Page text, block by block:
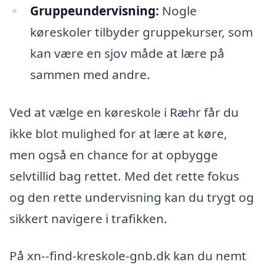
Gruppeundervisning: Nogle
køreskoler tilbyder gruppekurser, som
kan være en sjov måde at lære på
sammen med andre.
Ved at vælge en køreskole i Ræhr får du
ikke blot mulighed for at lære at køre,
men også en chance for at opbygge
selvtillid bag rettet. Med det rette fokus
og den rette undervisning kan du trygt og
sikkert navigere i trafikken.
På xn--find-kreskole-gnb.dk kan du nemt